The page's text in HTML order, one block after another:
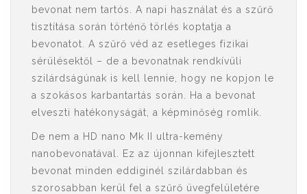
bevonat nem tartós. A napi használat és a szűrő
tisztítása során történő törlés koptatja a
bevonatot. A szűrő véd az esetleges fizikai
sérülésektől – de a bevonatnak rendkívüli
szilárdságúnak is kell lennie, hogy ne kopjon le
a szokásos karbantartás során. Ha a bevonat
elveszti hatékonyságát, a képminőség romlik.
De nem a HD nano Mk II ultra-kemény
nanobevonatával. Ez az újonnan kifejlesztett
bevonat minden eddiginél szilárdabban és
szorosabban kerül fel a szűrő üvegfelületére